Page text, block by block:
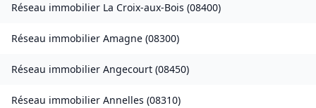
Réseau immobilier La Croix-aux-Bois (08400)
Réseau immobilier Amagne (08300)
Réseau immobilier Angecourt (08450)
Réseau immobilier Annelles (08310)